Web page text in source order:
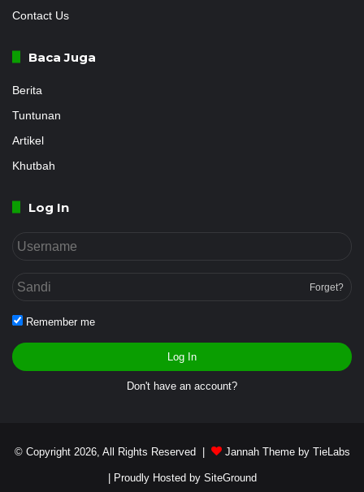
Contact Us
Baca Juga
Berita
Tuntunan
Artikel
Khutbah
Log In
Forget?
Remember me
Log In
Don't have an account?
© Copyright 2026, All Rights Reserved | Jannah Theme by TieLabs
| Proudly Hosted by SiteGround